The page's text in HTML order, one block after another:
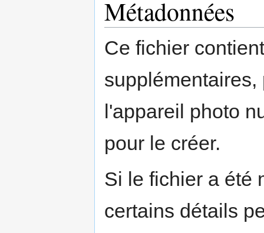
Métadonnées
Ce fichier
l'appareil photo
pour le créer.
Si le fichier a été
certains détails